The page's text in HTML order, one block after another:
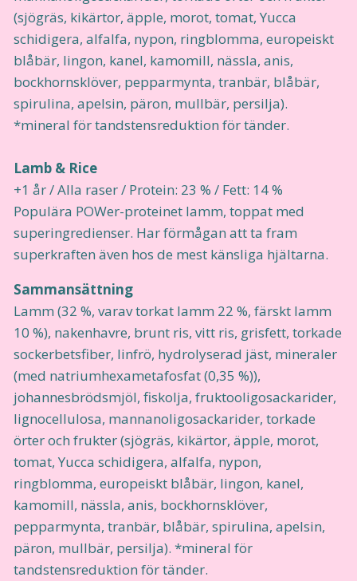
(sjögräs, kikärtor, äpple, morot, tomat, Yucca
schidigera, alfalfa, nypon, ringblomma, europeiskt
blåbär, lingon, kanel, kamomill, nässla, anis,
bockhornsklöver, pepparmynta, tranbär, blåbär,
spirulina, apelsin, päron, mullbär, persilja).
*mineral för tandstensreduktion för tänder.
Lamb & Rice
+1 år / Alla raser / Protein: 23 % / Fett: 14 %
Populära POWer-proteinet lamm, toppat med
superingredienser. Har förmågan att ta fram
superkraften även hos de mest känsliga hjältarna.
Sammansättning
Lamm (32 %, varav torkat lamm 22 %, färskt lamm
10 %), nakenhavre, brunt ris, vitt ris, grisfett, torkade
sockerbetsfiber, linfrö, hydrolyserad jäst, mineraler
(med natriumhexametafosfat (0,35 %)),
johannesbrödsmjöl, fiskolja, fruktooligosackarider,
lignocellulosa, mannanoligosackarider, torkade
örter och frukter (sjögräs, kikärtor, äpple, morot,
tomat, Yucca schidigera, alfalfa, nypon,
ringblomma, europeiskt blåbär, lingon, kanel,
kamomill, nässla, anis, bockhornsklöver,
pepparmynta, tranbär, blåbär, spirulina, apelsin,
päron, mullbär, persilja). *mineral för
tandstensreduktion för tänder.